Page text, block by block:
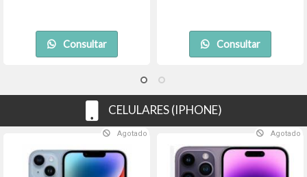
Consultar Consultar
CELULARES (IPHONE)
Agotado Agotado